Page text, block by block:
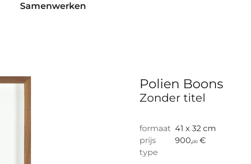
Samenwerken
Polien Boons
Zonder titel
formaat 41 x 32 cm
prijs
900,00 €
type